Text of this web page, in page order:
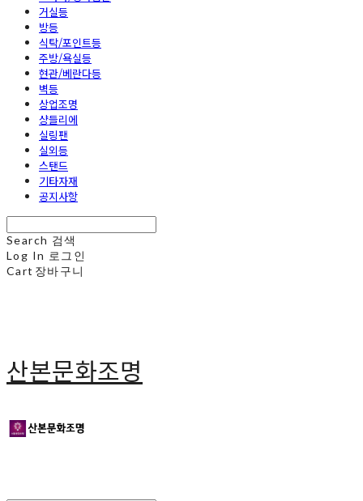
거실등
방등
식탁/포인트등
주방/욕실등
현관/베란다등
벽등
상업조명
샹들리에
실링팬
실외등
스탠드
기타자재
공지사항
Search 검색
Log In 로그인
Cart 장바구니
산본문화조명